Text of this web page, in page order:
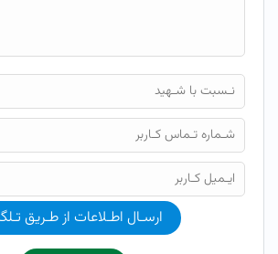
ارسـال اطـلاعات از طـریق